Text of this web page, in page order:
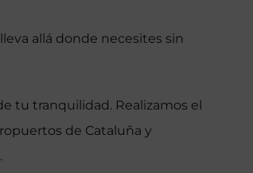
allá donde necesites sin
tu tranquilidad. Realizamos el
de Cataluña y